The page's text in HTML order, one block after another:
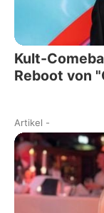
Kult-
Reboot von
Artikel -